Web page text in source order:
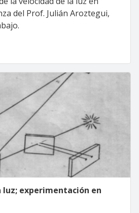
del Prof. Julián Aroztegui,
luz; experimentación en